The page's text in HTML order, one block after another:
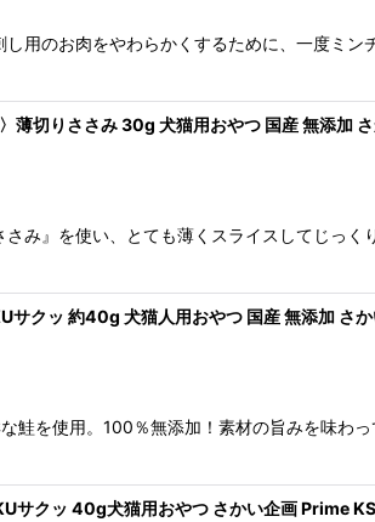
のお肉をやわらかくするために、一度ミン
薄切りささみ 30g 犬猫用おやつ 国産 無添加
さみ』を使い、とても薄くスライスしてじっ
サクッ 約40g 犬猫人用おやつ 国産 無添加 さ
鮭を使用。100％無添加！素材の旨みを味わ
サクッ 40g犬猫用おやつ さかい企画 Prime